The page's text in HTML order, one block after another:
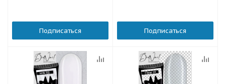
Подписаться Подписаться